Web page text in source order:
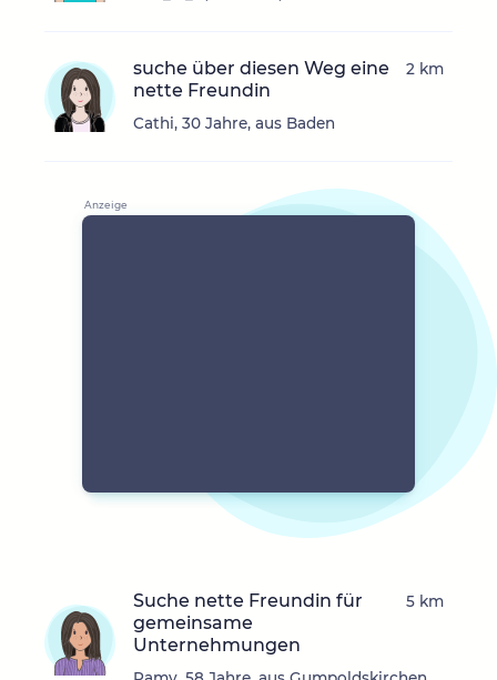
suche über diesen Weg eine
nette Freundin
Cathi, 30 Jahre, aus Baden
2 km
Suche nette Freundin für
gemeinsame
Unternehmungen
5 km